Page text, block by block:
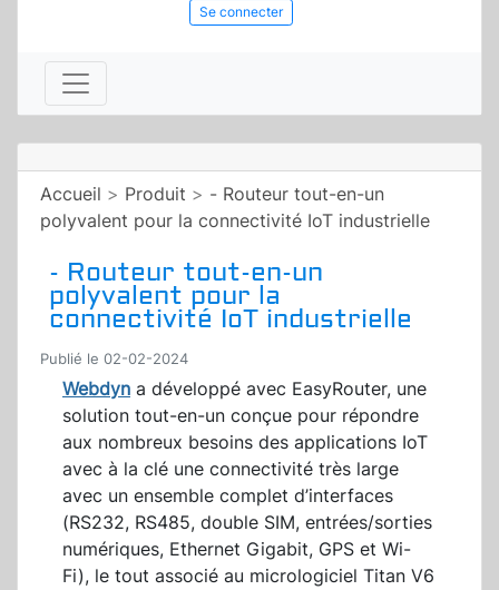
Se connecter
Accueil > Produit > - Routeur tout-en-un
polyvalent pour la connectivité IoT industrielle
- Routeur tout-en-un
polyvalent pour la
connectivité IoT industrielle
Publié le 02-02-2024
Webdyn a développé avec EasyRouter, une
solution tout-en-un conçue pour répondre
aux nombreux besoins des applications IoT
avec à la clé une connectivité très large
avec un ensemble complet d’interfaces
(RS232, RS485, double SIM, entrées/sorties
numériques, Ethernet Gigabit, GPS et Wi-
Fi), le tout associé au micrologiciel Titan V6